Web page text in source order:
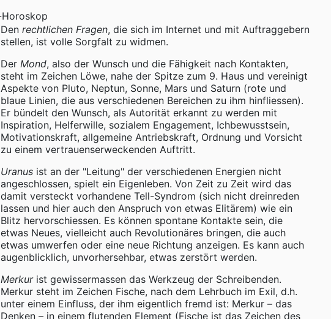
Den rechtlichen Fragen, die sich im Internet und mit Auftraggebern
stellen, ist volle Sorgfalt zu widmen.
Der Mond, also der Wunsch und die Fähigkeit nach Kontakten,
steht im Zeichen Löwe, nahe der Spitze zum 9. Haus und vereinigt
Aspekte von Pluto, Neptun, Sonne, Mars und Saturn (rote und
blaue Linien, die aus verschiedenen Bereichen zu ihm hinfliessen).
Er bündelt den Wunsch, als Autorität erkannt zu werden mit
Inspiration, Helferwille, sozialem Engagement, Ichbewusstsein,
Motivationskraft, allgemeine Antriebskraft, Ordnung und Vorsicht
zu einem vertrauenserweckenden Auftritt.
Uranus ist an der "Leitung" der verschiedenen Energien nicht
angeschlossen, spielt ein Eigenleben. Von Zeit zu Zeit wird das
damit versteckt vorhandene Tell-Syndrom (sich nicht dreinreden
lassen und hier auch den Anspruch von etwas Elitärem) wie ein
Blitz hervorschiessen. Es können spontane Kontakte sein, die
etwas Neues, vielleicht auch Revolutionäres bringen, die auch
etwas umwerfen oder eine neue Richtung anzeigen. Es kann auch
augenblicklich, unvorhersehbar, etwas zerstört werden.
Merkurist gewissermassen das Werkzeug der Schreibenden.
Merkur steht im Zeichen Fische, nach dem Lehrbuch im Exil, d.h.
unter einem Einfluss, der ihm eigentlich fremd ist: Merkur – das
Denken – in einem flutenden Element (Fische ist das Zeichen des